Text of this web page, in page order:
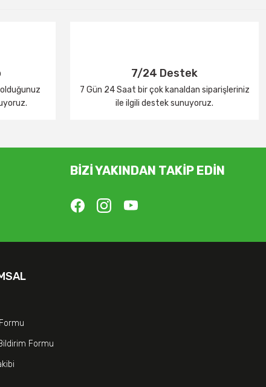
7/24 Destek
7 Gün 24 Saat bir çok kanaldan siparişleriniz
ile ilgili destek sunuyoruz.
BİZİ YAKINDAN TAKİP EDİN
Formu